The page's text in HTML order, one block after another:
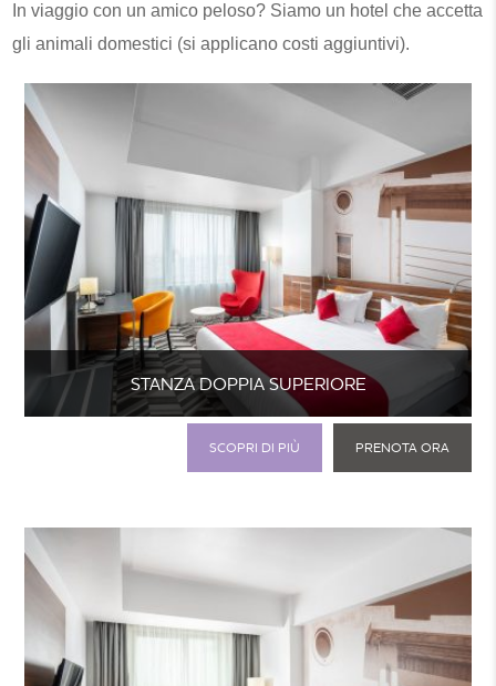
In viaggio con un amico peloso? Siamo un hotel che accetta
gli animali domestici (si applicano costi aggiuntivi).
STANZA DOPPIA SUPERIORE
PRENOTA ORA
SCOPRI DI PIÙ